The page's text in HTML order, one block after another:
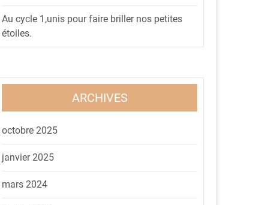
Au cycle 1,unis pour faire briller nos petites
étoiles.
ARCHIVES
octobre 2025
janvier 2025
mars 2024